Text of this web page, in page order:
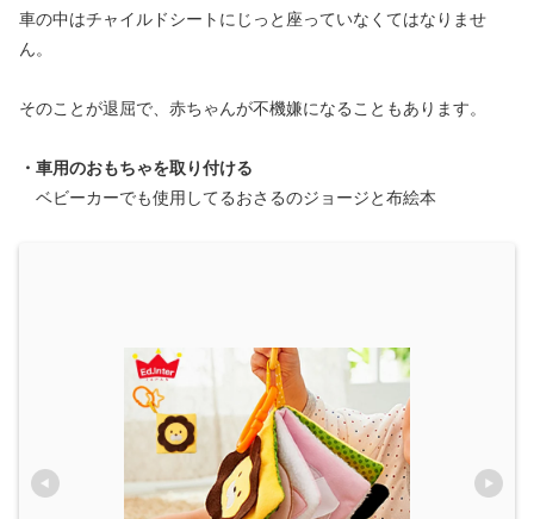
車の中はチャイルドシートにじっと座っていなくてはなりませ
ん。
そのことが退屈で、赤ちゃんが不機嫌になることもあります。
・車用のおもちゃを取り付ける
ベビーカーでも使用してるおさるのジョージと布絵本